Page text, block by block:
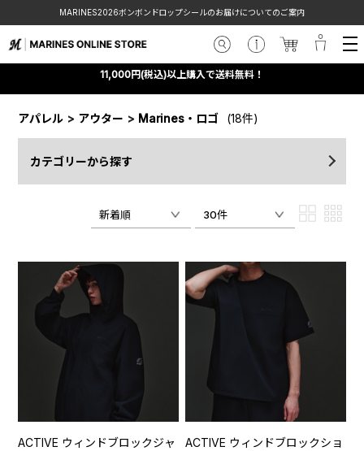
MARINES2026ボンボンドロップシールのお届けについてのご案内
11,000円(税込)以上購入で送料無料！
アパレル > アウター > Marines・ロゴ (18件)
カテゴリーから探す
新着順 30件
ACTIVE ウィンドブロックジャ
ACTIVE ウィンドブロックショ